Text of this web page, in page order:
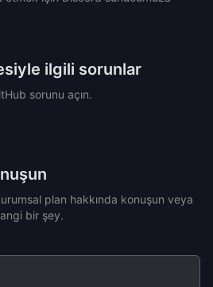
ilgili sorunlar
sorunu açın.
plan hakkında konuşun veya
bir şey.